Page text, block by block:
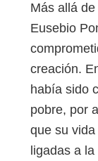
Más allá
Eusebio
creación.
había sido
pobre, por
que su
ligadas a